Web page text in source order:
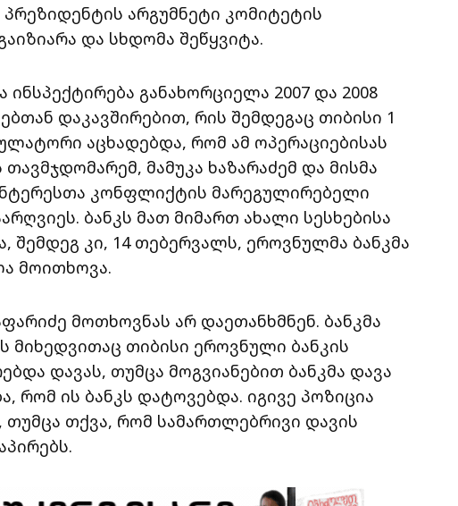
არგუმნეტი კომიტეტის
და სხდომა შეწყვიტა.
განახორციელა 2007 და 2008
დაკავშირებით, რის შემდეგაც თიბისი 1
აცხადებდა, რომ ამ ოპერაციებისას
მამუკა ხაზარაძემ და მისმა
კონფლიქტის მარეგულირებელი
ბანკს მათ მიმართ ახალი სესხებისა
შემდეგ კი, 14 თებერვალს, ეროვნულმა ბანკმა
მოითხოვა.
მოთხოვნას არ დაეთანხმნენ. ბანკმა
მიხედვითაც თიბისი ეროვნული ბანკის
დავას, თუმცა მოგვიანებით ბანკმა დავა
რომ ის ბანკს დატოვებდა. იგივე პოზიცია
თუმცა თქვა, რომ სამართლებრივი დავის